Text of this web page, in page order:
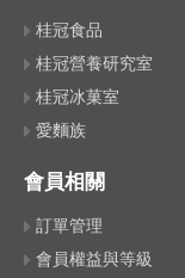
桂冠食品
桂冠營養研究室
桂冠冰菓室
愛麵族
會員相關
訂單管理
會員權益與等級